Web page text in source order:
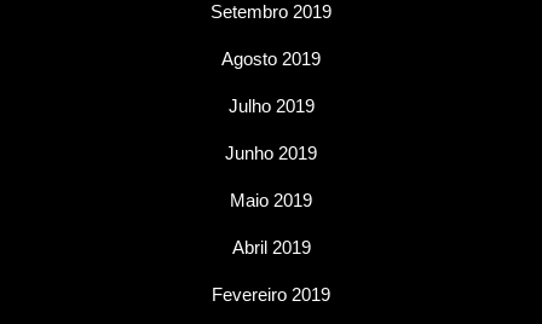
Setembro 2019
Agosto 2019
Julho 2019
Junho 2019
Maio 2019
Abril 2019
Fevereiro 2019